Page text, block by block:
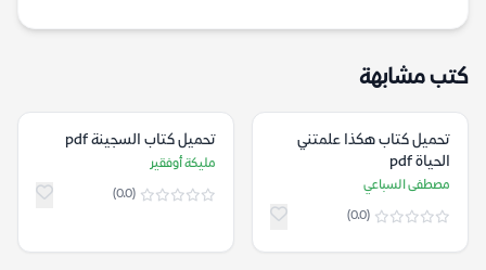
كتب مشابهة
تحميل كتاب هكذا علمتني
الحياة pdf
مصطفى السباعي
(0.0)
تحميل كتاب السجينة pdf
مليكة أوفقير
(0.0)